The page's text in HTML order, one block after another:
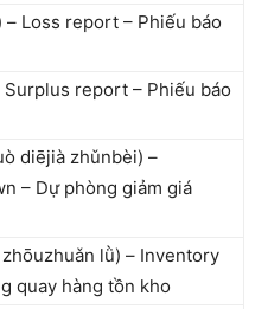
– Loss report – Phiếu báo
Surplus report – Phiếu báo
diējià zhǔnbèi) –
– Dự phòng giảm giá
lǜ) – Inventory
quay hàng tồn kho